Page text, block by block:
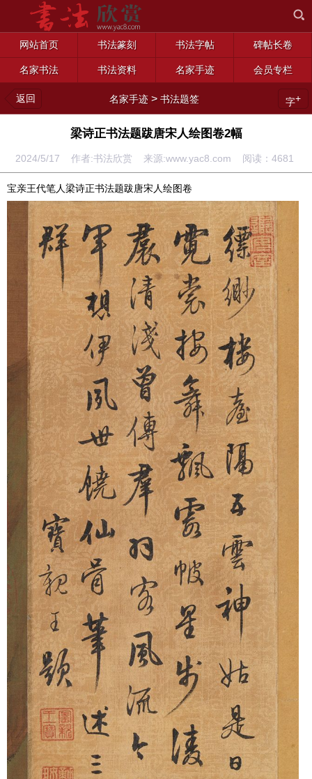
网站首页 书法篆刻 书法字帖 碑帖长卷
名家书法 书法资料 名家手迹 会员专栏
返回 名家手迹 >书法题签 字+
梁诗正书法题跋唐宋人绘图卷2幅
2024/5/17 作者:书法欣赏 来源:www.yac8.com 阅读： 4681
宝亲王代笔人梁诗正书法题跋唐宋人绘图卷